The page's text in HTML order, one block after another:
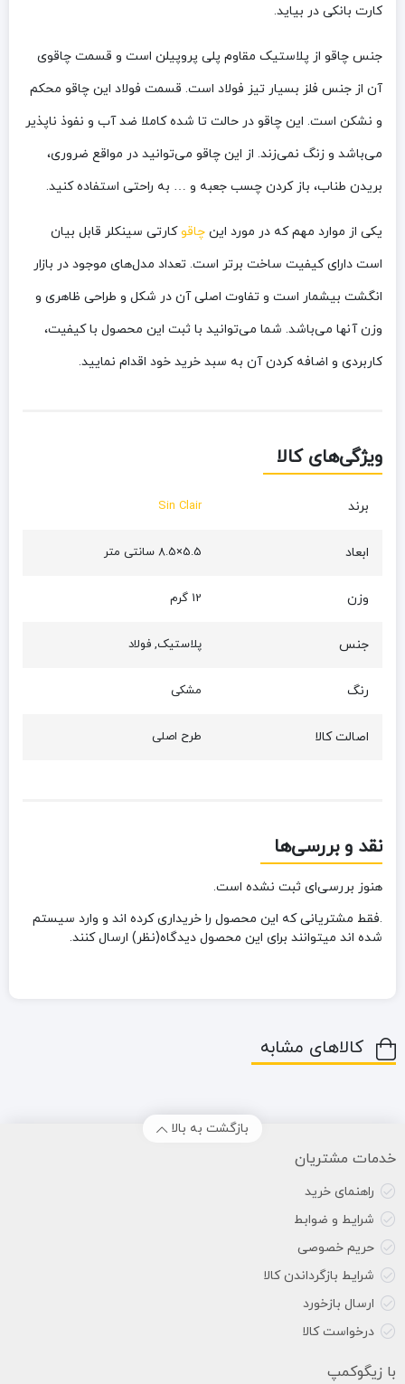
کارت بانکی در بیاید.
جنس چاقو از پلاستیک مقاوم پلی پروپیلن است و قسمت چاقوی
آن از جنس فلز بسیار تیز فولاد است. قسمت فولاد این چاقو محکم
و نشکن است. این چاقو در حالت تا شده کاملا ضد آب و نفوذ ناپذیر
می‌باشد و زنگ نمی‌زند. از این چاقو می‌توانید در مواقع ضروری،
بریدن طناب، باز کردن چسب جعبه و … به راحتی استفاده کنید.
یکی از موارد مهم که در مورد این چاقوکارتی سینکلر قابل بیان
است دارای کیفیت ساخت برتر است. تعداد مدل‌های موجود در بازار
انگشت بیشمار است و تفاوت اصلی آن در شکل و طراحی ظاهری و
وزن آنها می‌باشد. شما می‌توانید با ثبت این محصول با کیفیت،
کاربردی و اضافه کردن آن به سبد خرید خود اقدام نمایید.
ویژگی‌های کالا
برند Sin Clair
ابعاد 5.5×8.5 سانتی متر
وزن 12 گرم
جنس پلاستیک, فولاد
رنگ مشکی
اصالت کالا طرح اصلی
نقد و بررسی‌ها
هنوز بررسی‌ای ثبت نشده است.
.فقط مشتریانی که این محصول را خریداری کرده اند و وارد سیستم
شده اند میتوانند برای این محصول دیدگاه(نظر) ارسال کنند.
کالاهای مشابه
بازگشت به بالا
خدمات مشتریان
راهنمای خرید
شرایط و ضوابط
حریم خصوصی
شرایط بازگرداندن کالا
ارسال بازخورد
درخواست کالا
با زیگوکمپ